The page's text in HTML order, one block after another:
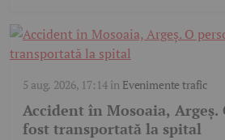
5 aug. 2026, 17:14în Evenimente trafic
Accident în Mosoaia, Argeș.
fost transportată la spital